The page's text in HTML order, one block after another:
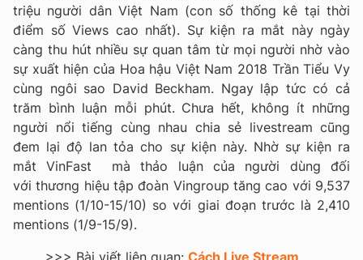
triệu người dân Việt Nam (con số thống kê tại thời
điểm số Views cao nhất). Sự kiện ra mắt này ngày
càng thu hút nhiều sự quan tâm từ mọi người nhờ vào
sự xuất hiện của Hoa hậu Việt Nam 2018 Trần Tiểu Vy
cùng ngôi sao David Beckham. Ngay lập tức có cả
trăm bình luận mỗi phút. Chưa hết, không ít những
người nổi tiếng cùng nhau chia sẻ livestream cũng
đem lại độ lan tỏa cho sự kiện này. Nhờ sự kiện ra
mắt VinFast mà thảo luận của người dùng đối
với thương hiệu tập đoàn Vingroup tăng cao với 9,537
mentions (1/10-15/10) so với giai đoạn trước là 2,410
mentions (1/9-15/9).
>>> Bài viết liên quan: Cách Live Stream